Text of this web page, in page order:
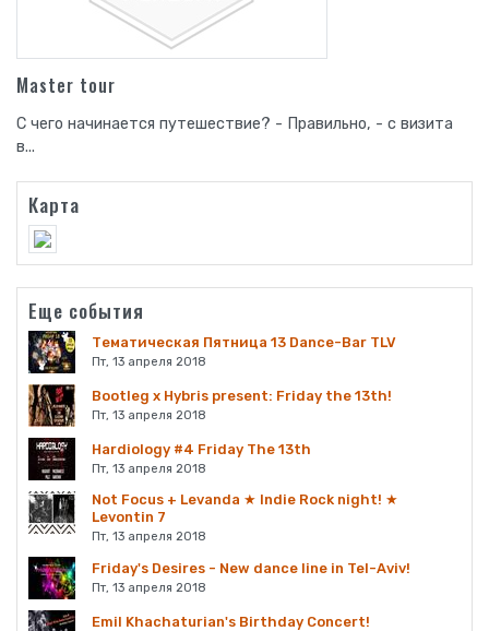
Master tour
С чего начинается путешествие? - Правильно, - с визита
в...
Карта
Еще события
Тематическая Пятница 13 Dance-Bar TLV
Пт, 13 апреля 2018
Bootleg x Hybris present: Friday the 13th!
Пт, 13 апреля 2018
Hardiology #4 Friday The 13th
Пт, 13 апреля 2018
Not Focus + Levanda ★ Indie Rock night! ★
Levontin 7
Пт, 13 апреля 2018
Friday's Desires - New dance line in Tel-Aviv!
Пт, 13 апреля 2018
Emil Khachaturian's Birthday Concert!